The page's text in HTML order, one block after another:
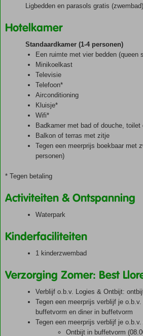
Ligbedden en parasols gratis (zwembad)
Hotelkamer
Standaardkamer (1-4 personen)
Een ruimte met vier bedden (queen
Minikoelkast
Televisie
Telefoon*
Airconditioning
Kluisje*
Wifi*
Badkamer met bad of douche, toilet
Balkon of terras met zitje
Tegen een meerprijs boekbaar met
personen)
* Tegen betaling
Activiteiten & Ontspanning
Waterpark
Kinderfaciliteiten
1 kinderzwembad
Verzorging Zomer: Best
Verblijf o.b.v. Logies & Ontbijt:
Tegen een meerprijs verblijf je
buffetvorm en diner in buffetvorm
Tegen een meerprijs verblijf je
Ontbijt in buffetvorm